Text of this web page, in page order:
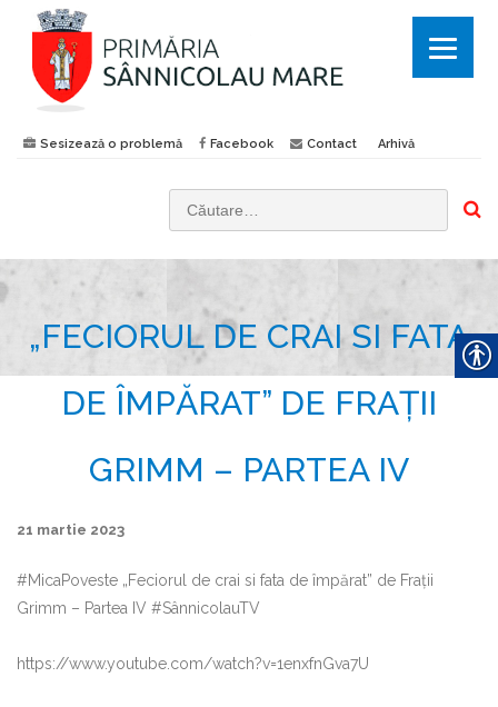
Sesizează o problemă Facebook Contact Arhivă
„FECIORUL DE CRAI SI FATA
DE ÎMPĂRAT” DE FRAȚII
GRIMM – PARTEA IV
21 martie 2023
#MicaPoveste „Feciorul de crai si fata de împărat” de Frații
Grimm – Partea IV #SânnicolauTV
https://www.youtube.com/watch?v=1enxfnGva7U